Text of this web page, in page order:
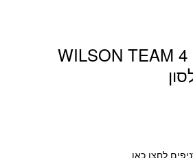
WILSON TEAM 4
לחצו כאן